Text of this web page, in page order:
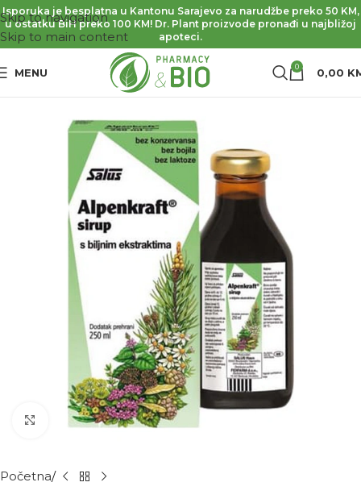
Skip to navigation
Skip to main content
Isporuka je besplatna u Kantonu Sarajevo za narudžbe preko 50 KM,
u ostatku BiH preko 100 KM! Dr. Plant proizvode pronađi u najbližoj
apoteci.
MENU 0 0,00
Kliknite za povećanje
Početna